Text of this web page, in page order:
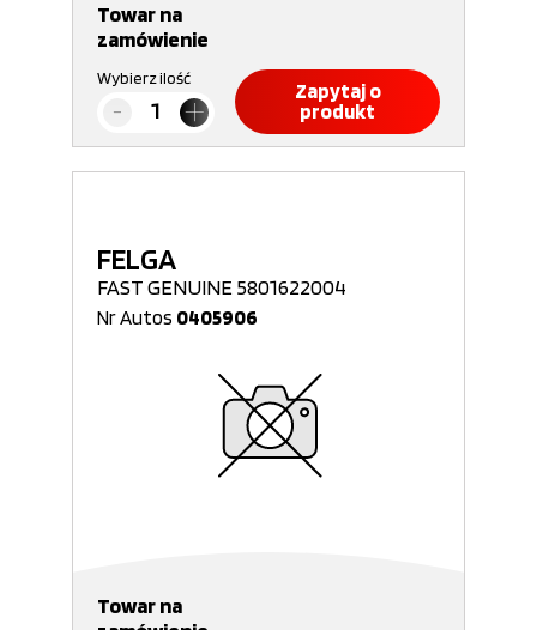
Towar na
zamówienie
Wybierz ilość
Zapytaj o
produkt
FELGA
FAST GENUINE 5801622004
Nr Autos 0405906
Towar na